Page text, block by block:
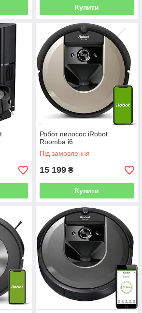
Купити
Робот пилосос iRobot
Roomba i6
Під замовлення
15 199 ₴
Купити